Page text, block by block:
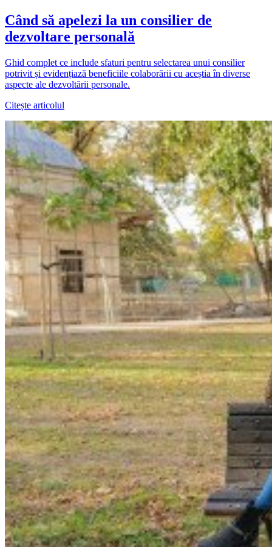
Când să apelezi la un consilier de
dezvoltare personală
Ghid complet ce include sfaturi pentru selectarea unui consilier
potrivit și evidențiază beneficiile colaborării cu aceștia în diverse
aspecte ale dezvoltării personale.
Citește articolul